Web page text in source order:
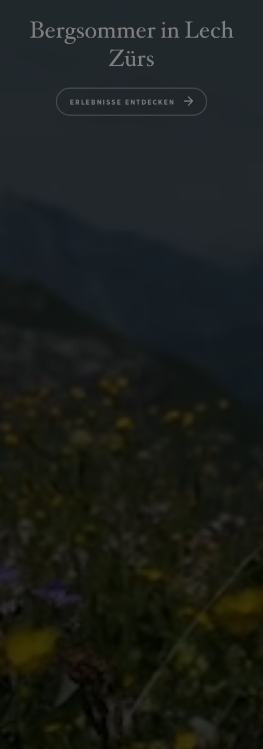
Bergsommer in Lech
Zürs
ERLEBNISSE ENTDECKEN